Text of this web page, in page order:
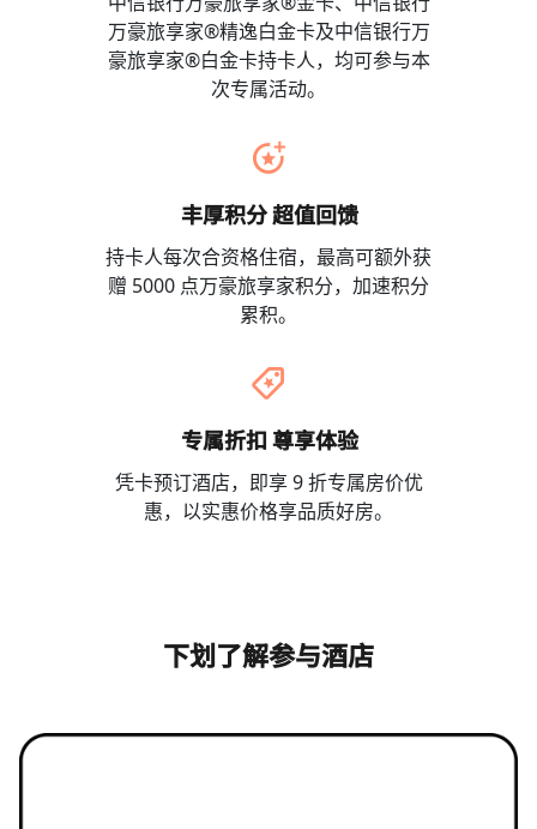
万豪旅享家®精逸白金卡及中信银行万
豪旅享家®白金卡持卡人，均可参与本
次专属活动。
丰厚积分 超值回馈
持卡人每次合资格住宿，最高可额外获
赠 5000 点万豪旅享家积分，加速积分
累积。
专属折扣 尊享体验
凭卡预订酒店，即享 9 折专属房价优
惠，以实惠价格享品质好房。
下划了解参与酒店